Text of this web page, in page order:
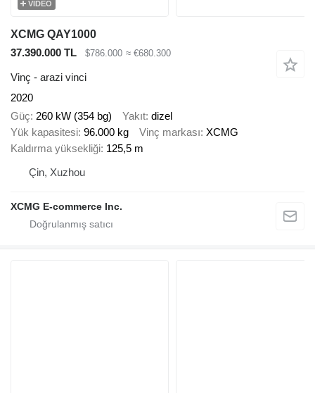
VIDEO
XCMG QAY1000
37.390.000 TL
$786.000 ≈ €680.300
Vinç - arazi vinci
2020
Güç 260 kW (354 bg) Yakıt dizel
Yük kapasitesi 96.000 kg Vinç markası XCMG
Kaldırma yüksekliği 125,5 m
Çin, Xuzhou
XCMG E-commerce Inc.